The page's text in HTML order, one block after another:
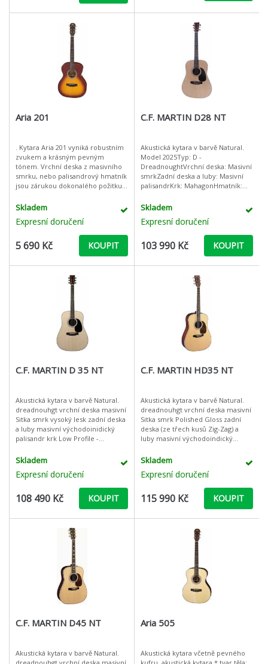
Aria 201
. Kytara Aria 201 vyniká robustním
zvukem a krásným pevným
tónem. Vrchní deska z masivního
smrku, nebo palisandrový hmatník
jsou zárukou dokonalého požitku
umožňuje snadnější úchop nástro
Skladem
Expresní doručení
5 690 Kč KOUPIT
C.F. MARTIN D28 NT
Akustická kytara v barvě Natural.
Model 2025Typ: D -
DreadnoughtVrchní deska: Masivní
smrkZadní deska a luby: Masivní
palisandrKrk: MahagonHmatník:
perleťovými tečkamiStarožitná bílá
Skladem
Expresní doručení
103 990 Kč KOUPIT
C.F. MARTIN D 35 NT
Akustická kytara v barvě Natural.
dreadnouhgt vrchní deska masivní
Sitka smrk vysoký lesk zadní deska
a luby masivní východoinidický
palisandr krk Low Profile -
eben chromov
Skladem
Expresní doručení
108 490 Kč KOUPIT
C.F. MARTIN HD35 NT
Akustická kytara v barvě Natural.
dreadnouhgt vrchní deska masivní
Sitka smrk Polished Gloss zadní
deska (ze třech kusů Zig-Zag) a
luby masivní východoindický
Skladem
Expresní doručení
115 990 Kč KOUPIT
C.F. MARTIN D45 NT
Akustická kytara v barvě Natural.
Aria 505
Akustická kytara včetně pevného